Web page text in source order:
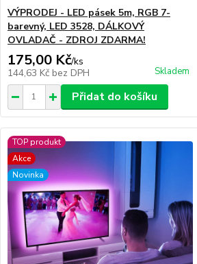
VÝPRODEJ - LED pásek 5m, RGB 7-
barevný, LED 3528, DÁLKOVÝ
OVLADAČ - ZDROJ ZDARMA!
175,00 Kč/ks
144,63 Kč bez DPH Skladem
Přidat do košíku
TOP produkt
Akce
Novinka